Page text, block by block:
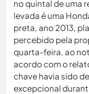
no quintal de uma
levada é uma
preta, ano 2013,
percebido pela
quarta-feira, ao
acordo com o
chave havia sido
excepcional